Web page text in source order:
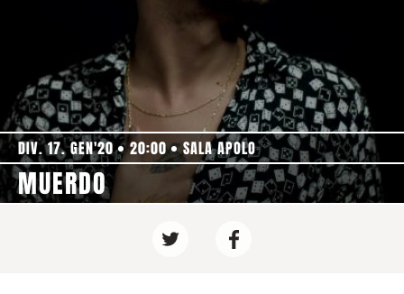
DIV. 17. GEN'20 20:00 SALA APOLO
MUERDO